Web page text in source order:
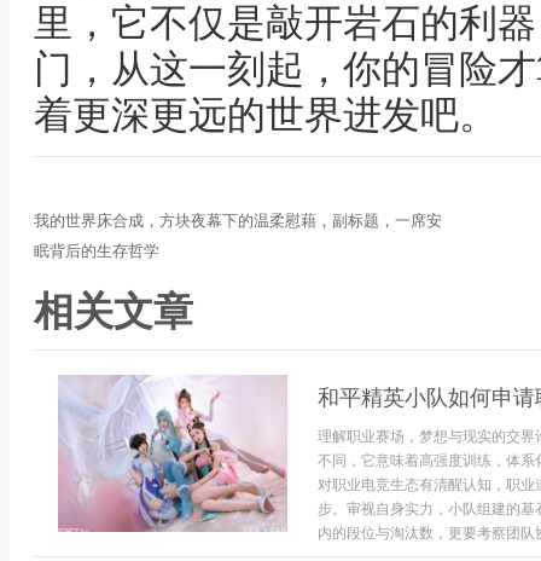
里，它不仅是敲开岩石的利
门，从这一刻起，你的冒险
着更深更远的世界进发吧。
我的世界床合成，方块夜幕下的温柔慰藉，副标题，一席安
眠背后的生存哲学
相关文章
和平精英小队如何申
理解职业赛场，梦想与现实的交
不同，它意味着高强度训练，体
对职业电竞生态有清醒认知，职
步。审视自身实力，小队组建的
内的段位与淘汰数，更要考察团队